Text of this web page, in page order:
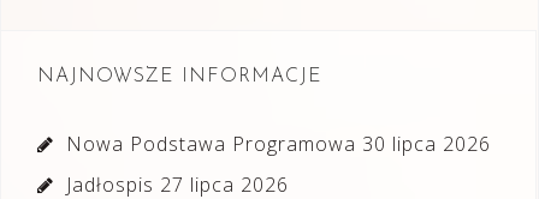
NAJNOWSZE INFORMACJE
Nowa Podstawa Programowa 30 lipca 2026
Jadłospis 27 lipca 2026